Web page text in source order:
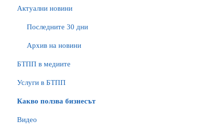
Актуални новини
Последните 30 дни
Архив на новини
БTПП в медиите
Услуги в БТПП
Какво ползва бизнесът
Видео